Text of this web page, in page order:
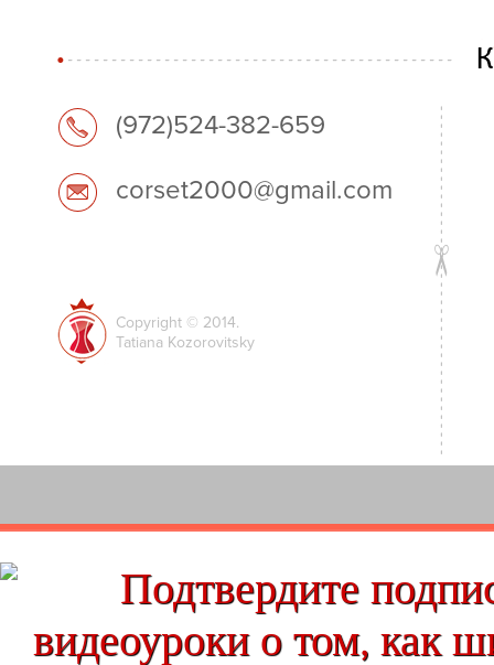
(972)524-382-659
corset2000@gmail.com
Copyright © 2014.
Tatiana Kozorovitsky
Подтвердите
видеоуроки о том, как